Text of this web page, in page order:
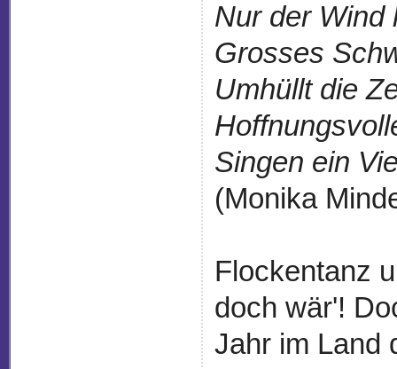
Nur der Wind
Grosses
Umhüllt die
Singen ein
(Monika
Flockentanz
doch wär'!
Jahr im Land